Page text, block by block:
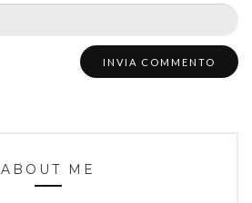
ABOUT ME